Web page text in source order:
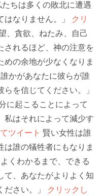
たちは多くの敗北に遭遇
なりません。」
クリ
、貪欲、ねたみ、自己
されるほど、神の注意を
の余地が少なくなりま
誰かがあなたに彼らが誰
を信じてください。」
に起こることによって
私はそれによって減少す
ツイート 賢い女性は誰
誰の犠牲者にもなりま
よくわかるまで、できる
て、あなたがよりよく知
さい。」
クリックし